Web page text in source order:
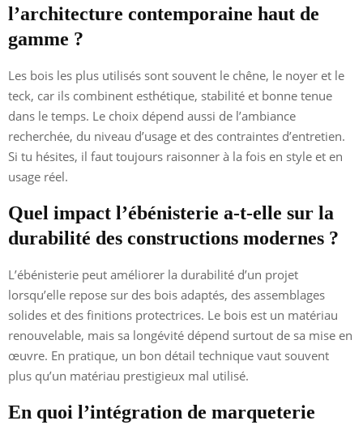
l’architecture contemporaine haut de
gamme ?
Les bois les plus utilisés sont souvent le chêne, le noyer et le
teck, car ils combinent esthétique, stabilité et bonne tenue
dans le temps. Le choix dépend aussi de l’ambiance
recherchée, du niveau d’usage et des contraintes d’entretien.
Si tu hésites, il faut toujours raisonner à la fois en style et en
usage réel.
Quel impact l’ébénisterie a-t-elle sur la
durabilité des constructions modernes ?
L’ébénisterie peut améliorer la durabilité d’un projet
lorsqu’elle repose sur des bois adaptés, des assemblages
solides et des finitions protectrices. Le bois est un matériau
renouvelable, mais sa longévité dépend surtout de sa mise en
œuvre. En pratique, un bon détail technique vaut souvent
plus qu’un matériau prestigieux mal utilisé.
En quoi l’intégration de marqueterie